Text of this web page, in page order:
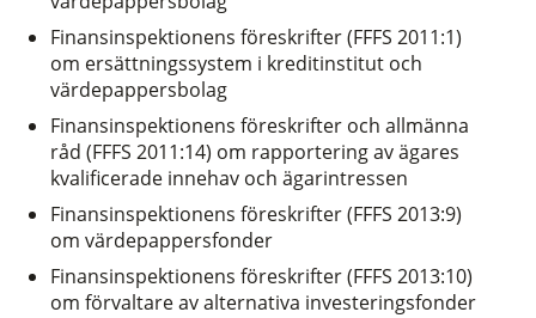
Finansinspektionens föreskrifter (FFFS 2011:1)
om ersättningssystem i kreditinstitut och
värdepappersbolag
Finansinspektionens föreskrifter och allmänna
råd (FFFS 2011:14) om rapportering av ägares
kvalificerade innehav och ägarintressen
Finansinspektionens föreskrifter (FFFS 2013:9)
om värdepappersfonder
Finansinspektionens föreskrifter (FFFS 2013:10)
om förvaltare av alternativa investeringsfonder